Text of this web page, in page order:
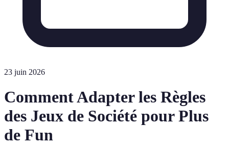
23 juin 2026
Comment Adapter les Règles
des Jeux de Société pour Plus
de Fun